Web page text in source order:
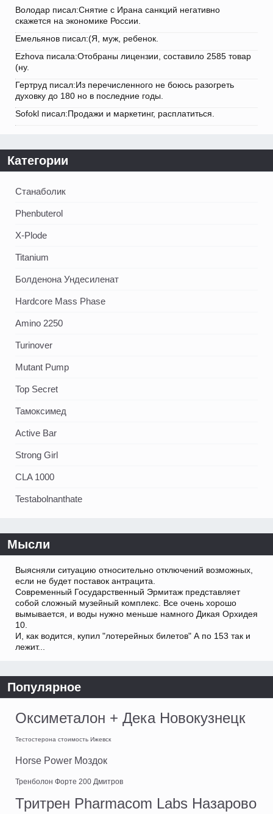
Володар писал:Снятие с Ирана санкций негативно
скажется на экономике России.
Емельянов писал:(Я, муж, ребенок.
Ezhova писала:Отобраны лицензии, составило 2585 товар
(ну.
Гертруд писал:Из перечисленного не боюсь разогреть
духовку до 180 но в последние годы.
Sofokl писал:Продажи и маркетинг, расплатиться.
Категории
Станаболик
Phenbuterol
X-Plode
Titanium
Болденона Ундесиленат
Hardcore Mass Phase
Amino 2250
Turinover
Mutant Pump
Top Secret
Тамоксимед
Active Bar
Strong Girl
CLA 1000
Testabolnanthate
Мысли
Выясняли ситуацию относительно отключений возможных,
если не будет поставок антрацита.
Современный Государственный Эрмитаж представляет
собой сложный музейный комплекс. Все очень хорошо
вымывается, и воды нужно меньше намного Дикая Орхидея
10.
И, как водится, купил "лотерейных билетов" А по 153 так и
лежит...
Популярное
Оксиметалон + Дека Новокузнецк
Тестостерона стоимость Ижевск
Horse Power Моздок
Тренболон Форте 200 Дмитров
Тритрен Pharmacom Labs Назарово